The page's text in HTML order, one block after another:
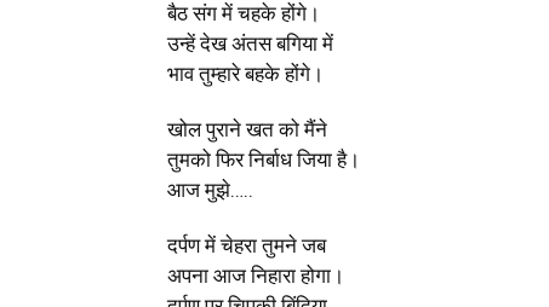
बैठ संग में चहके होंगे।
उन्हें देख अंतस बगिया में
भाव तुम्हारे बहके होंगे।
खोल पुराने खत को मैंने
तुमको फिर निर्बाध जिया है।
आज मुझे…..
दर्पण में चेहरा तुमने जब
अपना आज निहारा होगा।